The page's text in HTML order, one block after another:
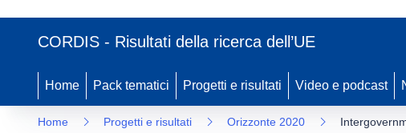
in
nuova
finestra)
CORDIS - Risultati della ricerca dell’UE
Home Pack tematici Progetti e risultati Video e podcast
Home Progetti e risultati Orizzonte 2020